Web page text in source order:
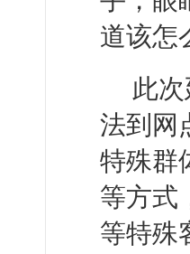
道该怎
此
法到网
特殊群
等方式
等特殊